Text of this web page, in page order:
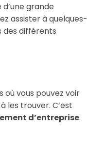
grande
assister à quelques-
des différents
où vous pouvez voir
les trouver. C’est
d’entreprise.